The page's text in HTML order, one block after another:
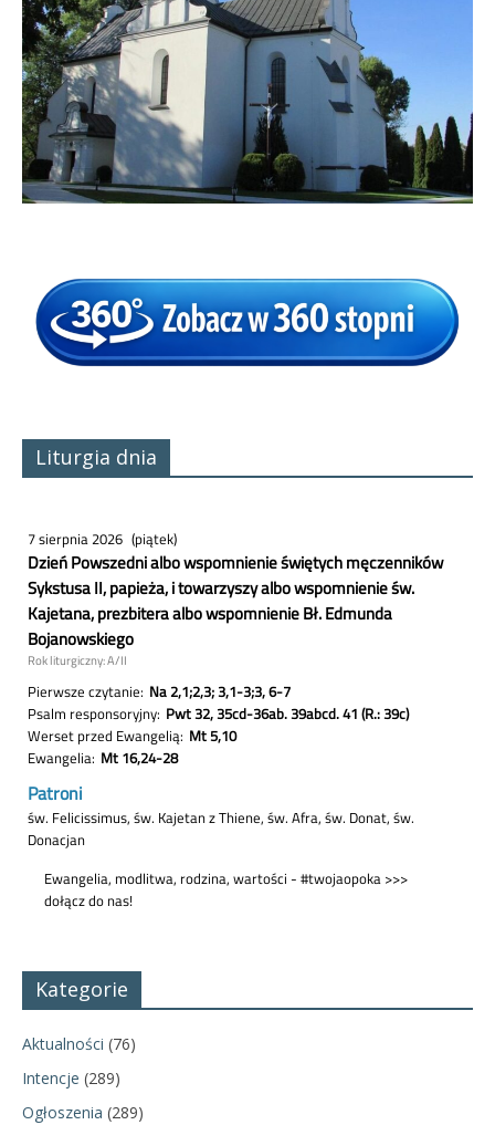
Liturgia dnia
Kategorie
Aktualności (76)
Intencje (289)
Ogłoszenia (289)